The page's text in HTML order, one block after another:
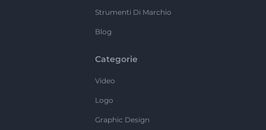
Strumenti Di Marchio
Blog
Categorie
Video
Logo
Graphic Design